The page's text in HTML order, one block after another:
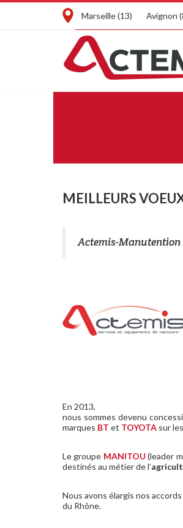
Marseille (13) Avignon
MEILLEURS
Actemis-
En 2013,
nous sommes devenu
marques BT et TOYOTA sur
Le groupe MANITOU (leader
destinés au métier de l’
Nous avons élargis nos
du Rhône.